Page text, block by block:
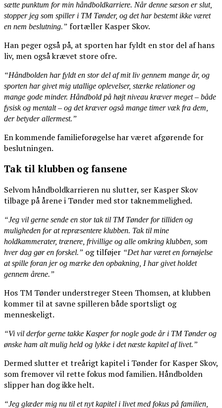
sætte punktum for min håndboldkarriere. Når denne sæson er slut,
stopper jeg som spiller i TM Tønder, og det har bestemt ikke været
en nem beslutning.” fortæller Kasper Skov.
Han peger også på, at sporten har fyldt en stor del af hans
liv, men også krævet store ofre.
“Håndbolden har fyldt en stor del af mit liv gennem mange år, og
sporten har givet mig utallige oplevelser, stærke relationer og
mange gode minder. Håndbold på højt niveau kræver meget – både
fysisk og mentalt – og det kræver også mange timer væk fra dem,
der betyder allermest.”
En kommende familieforøgelse har været afgørende for
beslutningen.
Tak til klubben og fansene
Selvom håndboldkarrieren nu slutter, ser Kasper Skov
tilbage på årene i Tønder med stor taknemmelighed.
“Jeg vil gerne sende en stor tak til TM Tønder for tilliden og
muligheden for at repræsentere klubben. Tak til mine
holdkammerater, trænere, frivillige og alle omkring klubben, som
hver dag gør en forskel.” og tilføjer “Det har været en fornøjelse
at spille foran jer og mærke den opbakning, I har givet holdet
gennem årene.”
Hos TM Tønder understreger Steen Thomsen, at klubben
kommer til at savne spilleren både sportsligt og
menneskeligt.
“Vi vil derfor gerne takke Kasper for nogle gode år i TM Tønder og
ønske ham alt mulig held og lykke i det næste kapitel af livet.”
Dermed slutter et treårigt kapitel i Tønder for Kasper Skov,
som fremover vil rette fokus mod familien. Håndbolden
slipper han dog ikke helt.
“Jeg glæder mig nu til et nyt kapitel i livet med fokus på familien,